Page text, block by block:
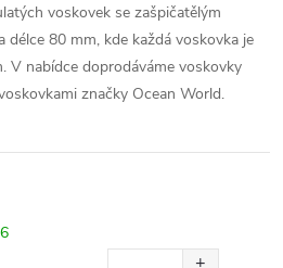
voskovek se zašpičatělým
80 mm, kde každá voskovka je
V nabídce doprodáváme voskovky
značky Ocean World.